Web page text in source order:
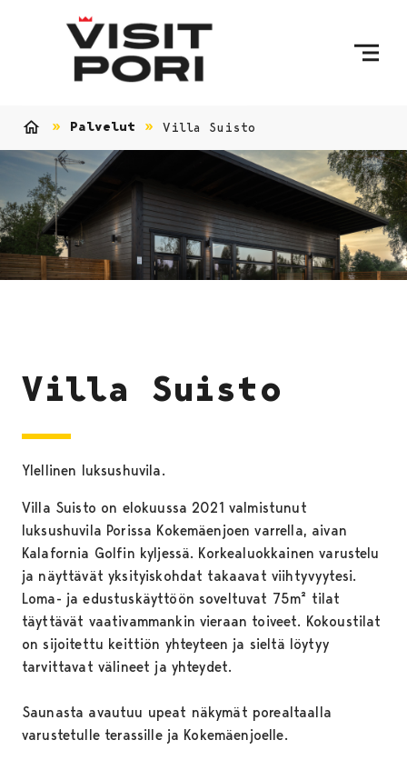
Palvelut Villa Suisto
Villa Suisto
Ylellinen luksushuvila.
Villa Suisto on elokuussa 2021 valmistunut
luksushuvila Porissa Kokemäenjoen varrella, aivan
Kalafornia Golfin kyljessä. Korkealuokkainen varustelu
ja näyttävät yksityiskohdat takaavat viihtyvyytesi.
Loma- ja edustuskäyttöön soveltuvat 75m² tilat
täyttävät vaativammankin vieraan toiveet. Kokoustilat
on sijoitettu keittiön yhteyteen ja sieltä löytyy
tarvittavat välineet ja yhteydet.
Saunasta avautuu upeat näkymät porealtaalla
varustetulle terassille ja Kokemäenjoelle.